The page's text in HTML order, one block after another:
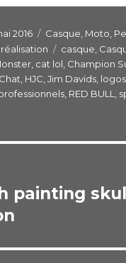
itt
er
ta
g
er
2016 Catégories
Casque, Moto,
Étiquettes
casque
cat lol Champion
HJC ,Jim Davids logos
RED BULL
:
painting